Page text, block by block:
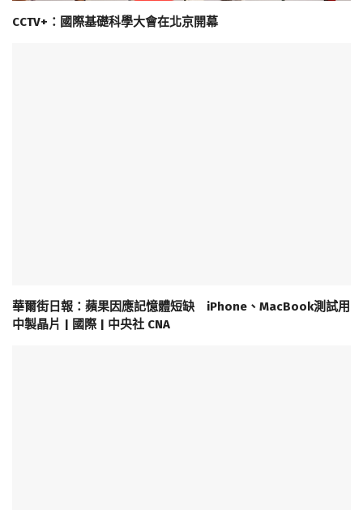
CCTV+：國際基礎科學大會在北京開幕
華爾街日報：蘋果因應記憶體短缺 iPhone、MacBook測試用
中製晶片 | 國際 | 中央社 CNA